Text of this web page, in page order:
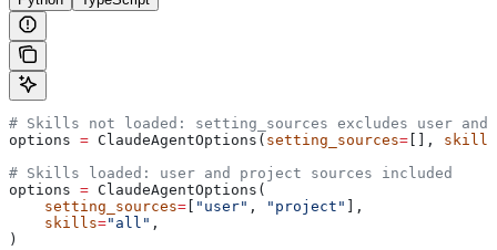
# Skills not loaded: setting_sources excludes user
options = ClaudeAgentOptions( setting_sources= [], skills
# Skills loaded: user and project sources included
options = ClaudeAgentOptions(
    setting_sources
= "user" , "project"
],
    skills
="all" ,
)